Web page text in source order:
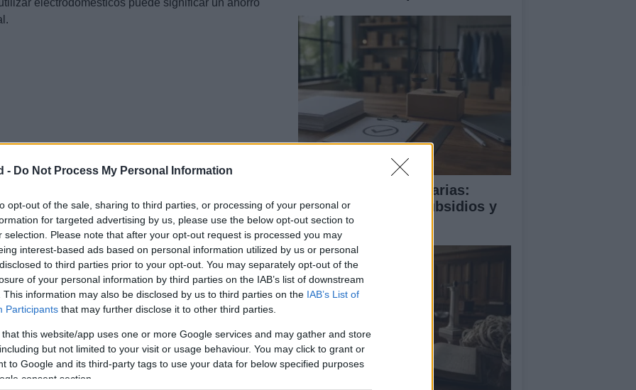
- Do Not Process My Personal Information
opt-out of the sale, sharing to third parties, or processing of your personal or
for targeted advertising by us, please use the below opt-out section to
selection. Please note that after your opt-out request is processed you may
interest-based ads based on personal information utilized by us or personal
to third parties prior to your opt-out. You may separately opt-out of the
of your personal information by third parties on the IAB’s list of downstream
This information may also be disclosed by us to third parties on the IAB’s List of
Participants that may further disclose it to other third parties.
that this website/app uses one or more Google services and may gather and store
but not limited to your visit or usage behaviour. You may click to grant or
to Google and its third-party tags to use your data for below specified purposes
consent section.
OMIE, el precio medio del megavatio hora (MWh)
valor varía considerablemente a lo largo del día.
Barreras no arancelarias:
normas técnicas, subsidios y
compras públicas